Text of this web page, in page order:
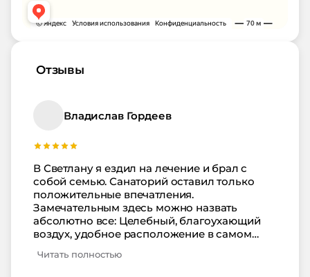
Отзывы
Владислав Гордеев
В Светлану я ездил на лечение и брал с
собой семью. Санаторий оставил только
положительные впечатления.
Замечательным здесь можно назвать
абсолютно все: Целебный, благоухающий
воздух, удобное расположение в самом
ухоженная территория, чистый пляж,
Читать полностью